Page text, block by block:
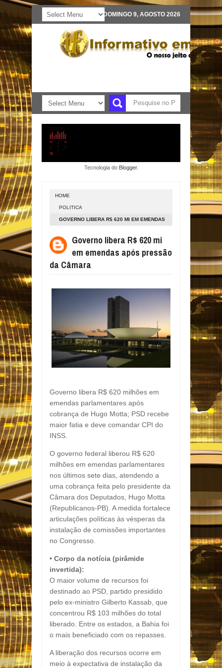
DOMINGO 9, AGOSTO 2026
Tecnologia do Blogger.
HOME
POLITICA
GOVERNO LIBERA R$ 620 MI EM EMENDAS
Governo libera R$ 620 mi
em emendas após pressão
da Câmara
Governo libera R$ 620 milhões em
emendas parlamentares após
cobrança de Hugo Motta; PSD recebe
maior fatia e deve comandar CPI do
INSS.
O governo federal liberou R$ 620
milhões em emendas parlamentares
nos últimos sete dias, atendendo a
uma cobrança feita pelo presidente da
Câmara dos Deputados, Hugo Motta
(Republicanos-PB). A medida fortalece
articulações políticas às vésperas da
instalação de comissões importantes
no Congresso.
• Corpo da notícia (pirâmide
invertida):
O maior volume de recursos foi
destinado ao PSD, partido presidido
pelo ex-ministro Gilberto Kassab, que
concentrou R$ 103 milhões do total
liberado. Entre os estados, a Bahia foi
o mais beneficiado com os repasses.
A liberação dos recursos ocorre em
meio à expectativa de instalação da